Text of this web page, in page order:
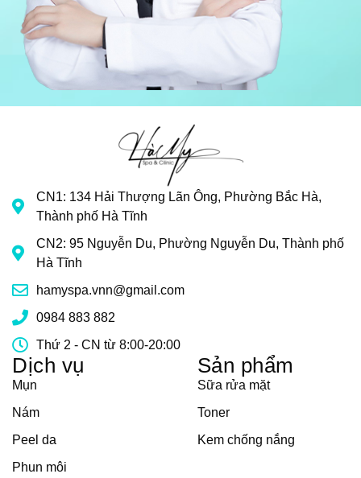
CN1: 134 Hải Thượng Lãn Ông, Phường Bắc Hà,
Thành phố Hà Tĩnh
CN2: 95 Nguyễn Du, Phường Nguyễn Du, Thành phố
Hà Tĩnh
hamyspa.vnn@gmail.com
0984 883 882
Thứ 2 - CN từ 8:00-20:00
Dịch vụ
Mụn
Nám
Peel da
Phun môi
Sản phẩm
Sữa rửa mặt
Toner
Kem chống nắng